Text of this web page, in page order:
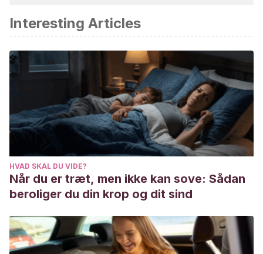
Evans, M., Vicuña, M., & Marín, R. (2003). Depresión
postparto realidad en el sistema público de atención de
Revista chilena de obstetricia y ginecología,68
491-494.
Hasbún Hernández, J., Risco Neira, L., Jadresic Marinovic,
E., Galleguillo U, T., González A, M., & Garay S, J. (1999).
Depresión postparto: prevalencia y factores de riesgo. In
Rev. chil. obstet. ginecol
Medina, E. (2013). Diferencias entre la depresión
postparto, la psicosis postparto y la tristeza postparto.
Perinatología y Reproductiva Humana
Mendoza, C., & Saldivia, S. (2015). Actualización en
depresión postparto: el desafío permanente de optimizar
su detección y abordaje.Revista médica de Chile,143
(7),
Interesting Articles
HVAD SKAL DU VIDE?
Når du er træt, men ikke kan sove: Sådan
beroliger du din krop og dit sind